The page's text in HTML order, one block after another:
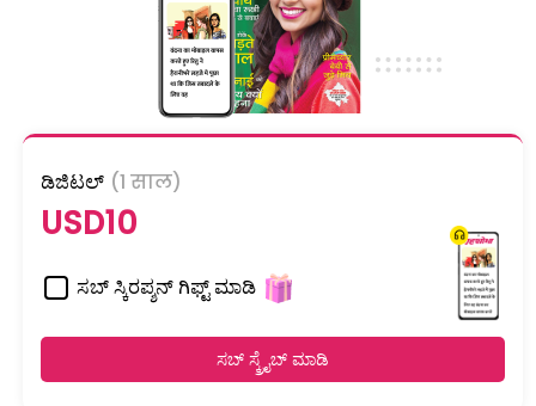
ಡಿಜಿಟಲ್ (1 साल)
USD10
ಸಬ್ ಸ್ಕಿರಪ್ಶನ್ ಗಿಫ್ಟ್ ಮಾಡಿ
ಸಬ್ ಸ್ಕ್ರೈಬ್ ಮಾಡಿ